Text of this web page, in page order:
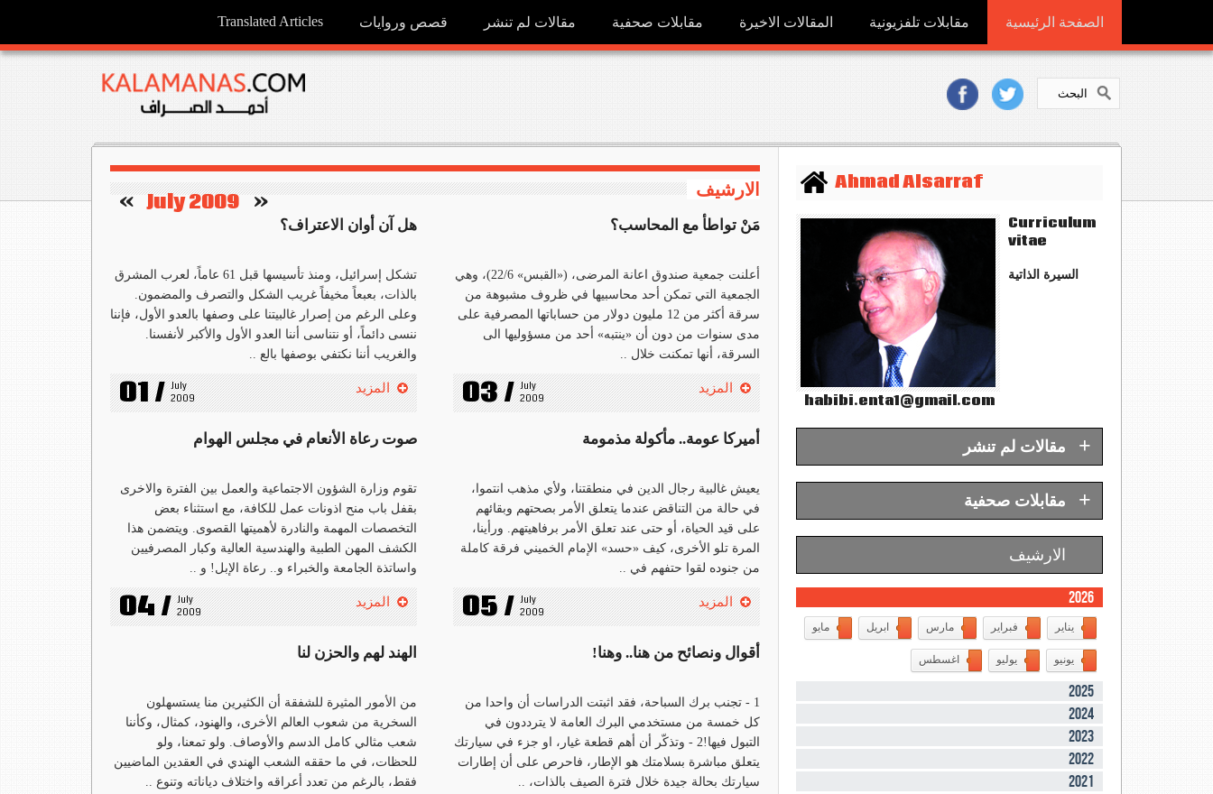
الصفحة الرئيسية مقابلات تلفزيونية المقالات الاخيرة مقابلات صحفية مقالات لم تنشر قصص وروايات Translated Articles
الارشيف «
July 2009
»
هل آن أوان الاعتراف؟
تشكل إسرائيل، ومنذ تأسيسها قبل 61 عاماً، لعرب المشرق
بالذات، بعبعاً مخيفاً غريب الشكل والتصرف والمضمون.
وعلى الرغم من إصرار غالبيتنا على وصفها بالعدو الأول، فإننا
ننسى دائماً، أو نتناسى أننا العدو الأول والأكبر لأنفسنا.
والغريب أننا نكتفي بوصفها بالع ..
01 / July
2009
المزيد
مَنْ تواطأ مع المحاسب؟
أعلنت جمعية صندوق اعانة المرضى، («القبس» 22/6)، وهي
الجمعية التي تمكن أحد محاسبيها في ظروف مشبوهة من
سرقة أكثر من 12 مليون دولار من حساباتها المصرفية على
مدى سنوات من دون أن «ينتبه» أحد من مسؤوليها الى
السرقة، أنها تمكنت خلال ..
03 / July
2009
المزيد
صوت رعاة الأنعام في مجلس الهوام
تقوم وزارة الشؤون الاجتماعية والعمل بين الفترة والاخرى
بقفل باب منح اذونات عمل للكافة، مع استثناء بعض
التخصصات المهمة والنادرة لأهميتها القصوى. ويتضمن هذا
الكشف المهن الطبية والهندسية العالية وكبار المصرفيين
واساتذة الجامعة والخبراء و.. رعاة الإبل! و ..
04 / July
2009
المزيد
أميركا عومة.. مأكولة مذمومة
يعيش غالبية رجال الدين في منطقتنا، ولأي مذهب انتموا،
في حالة من التناقض عندما يتعلق الأمر بصحتهم وبقائهم
على قيد الحياة، أو حتى عند تعلق الأمر برفاهيتهم. ورأينا،
المرة تلو الأخرى، كيف «حسد» الإمام الخميني فرقة كاملة
من جنوده لقوا حتفهم في ..
05 / July
2009
المزيد
الهند لهم والحزن لنا
من الأمور المثيرة للشفقة أن الكثيرين منا يستسهلون
السخرية من شعوب العالم الأخرى، والهنود، كمثال، وكأننا
شعب مثالي كامل الدسم والأوصاف. ولو تمعنا، ولو
للحظات، في ما حققه الشعب الهندي في العقدين الماضيين
فقط، بالرغم من تعدد أعراقه واختلاف دياناته وتنوع ..
أقوال ونصائح من هنا.. وهنا!
1 - تجنب برك السباحة، فقد اثبتت الدراسات أن واحدا من
كل خمسة من مستخدمي البرك العامة لا يترددون في
التبول فيها!2 - وتذكّر أن أهم قطعة غيار، او جزء في سيارتك
يتعلق مباشرة بسلامتك هو الإطار، فاحرص على أن إطارات
سيارتك بحالة جيدة خلال فترة الصيف بالذات، ..
Ahmad Alsarraf
Curriculum
vitae
السيرة الذاتية
habibi.enta1@gmail.com
مقالات لم تنشر +
مقابلات صحفية +
الارشيف
2026
يناير فبراير مارس ابريل مايو
يونيو يوليو اغسطس
2025
2024
2023
2022
2021